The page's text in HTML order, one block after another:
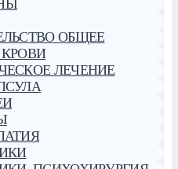
ОБЩЕЕ
ЛЕЧЕНИЕ